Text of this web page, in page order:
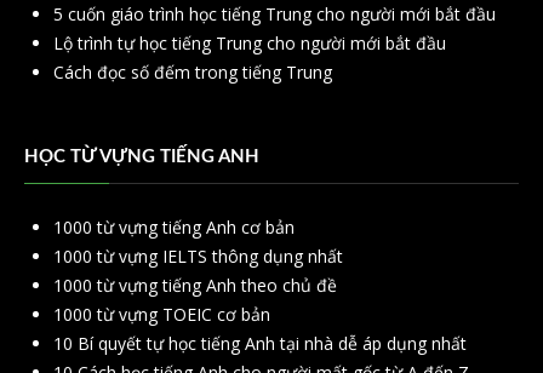
5 cuốn giáo trình học tiếng Trung cho người mới bắt đầu
Lộ trình tự học tiếng Trung cho người mới bắt đầu
Cách đọc số đếm trong tiếng Trung
HỌC TỪ VỰNG TIẾNG ANH
1000 từ vựng tiếng Anh cơ bản
1000 từ vựng IELTS thông dụng nhất
1000 từ vựng tiếng Anh theo chủ đề
1000 từ vựng TOEIC cơ bản
10 Bí quyết tự học tiếng Anh tại nhà dễ áp dụng nhất